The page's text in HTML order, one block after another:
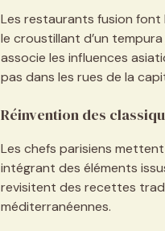
Les restaurants fusion font
le croustillant d’un
associe les influences
pas dans les rues de la
Réinvention des
Les chefs parisiens
intégrant des éléments
revisitent des recettes
méditerranéennes.